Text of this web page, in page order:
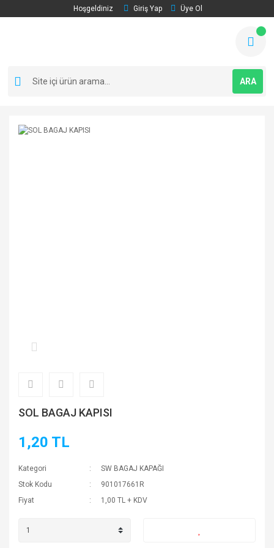
Hoşgeldiniz Giriş Yap Üye Ol
ARA
SOL BAGAJ KAPISI
1,20 TL
Kategori
SW BAGAJ KAPAĞI
Stok Kodu
901017661R
Fiyat
1,00 TL + KDV